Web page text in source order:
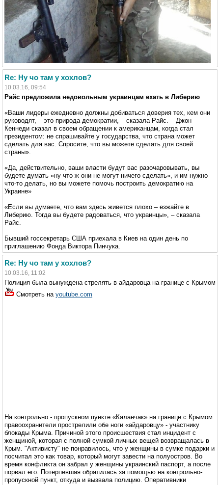
Re: Ну чо там у хохлов?
10.03.16, 09:54
Райс предложила недовольным украинцам ехать в Либерию
«Ваши лидеры ежедневно должны добиваться доверия тех, кем они
руководят, – это природа демократии, – сказала Райс. – Джон
Кеннеди сказал в своем обращении к американцам, когда стал
президентом: не спрашивайте у государства, что страна может
сделать для вас. Спросите, что вы можете сделать для своей
страны».
«Да, действительно, ваши власти будут вас разочаровывать, вы
будете думать «ну что ж они не могут ничего сделать», и им нужно
что-то делать, но вы можете помочь построить демократию на
Украине»
«Если вы думаете, что вам здесь живется плохо – езжайте в
Либерию. Тогда вы будете радоваться, что украинцы», – сказала
Райс.
Бывший госсекретарь США приехала в Киев на один день по
приглашению Фонда Виктора Пинчука.
Re: Ну чо там у хохлов?
10.03.16, 11:02
Полиция была вынуждена стрелять в айдаровца на границе с Крымом
Смотреть на youtube.com
На контрольно - пропускном пункте «Каланчак» на границе с Крымом
правоохранители прострелили обе ноги «айдаровцу» - участнику
блокады Крыма. Причиной этого происшествия стал инцидент с
женщиной, которая с полной сумкой личных вещей возвращалась в
Крым. "Активисту" не понравилось, что у женщины в сумке подарки и
посчитал это как товар, который могут завести на полуостров. Во
время конфликта он забрал у женщины украинский паспорт, а после
порвал его. Потерпевшая обратилась за помощью на контрольно-
пропускной пункт, откуда и вызвала полицию. Оперативники